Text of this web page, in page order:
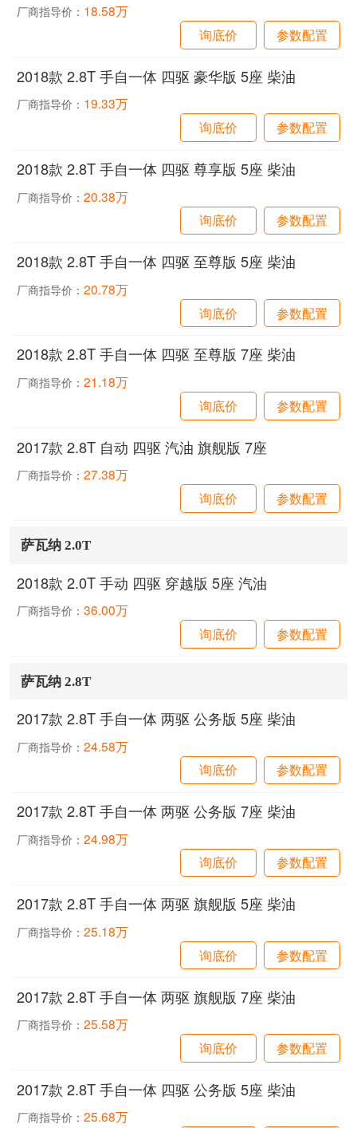
厂商指导价： 18.58万
询底价
参数配置
2018款 2.8T 手自一体 四驱 豪华版 5座 柴油
厂商指导价： 19.33万
询底价
参数配置
2018款 2.8T 手自一体 四驱 尊享版 5座 柴油
厂商指导价：20.38万
询底价
参数配置
2018款 2.8T 手自一体 四驱 至尊版 5座 柴油
厂商指导价：20.78万
询底价
参数配置
2018款 2.8T 手自一体 四驱 至尊版 7座 柴油
厂商指导价：21.18万
询底价
参数配置
2017款 2.8T 自动 四驱 汽油 旗舰版 7座
厂商指导价：27.38万
询底价
参数配置
萨瓦纳 2.0T
2018款 2.0T 手动 四驱 穿越版 5座 汽油
厂商指导价：36.00万
询底价
参数配置
萨瓦纳 2.8T
2017款 2.8T 手自一体 两驱 公务版 5座 柴油
厂商指导价：24.58万
询底价
参数配置
2017款 2.8T 手自一体 两驱 公务版 7座 柴油
厂商指导价：24.98万
询底价
参数配置
2017款 2.8T 手自一体 两驱 旗舰版 5座 柴油
厂商指导价：25.18万
询底价
参数配置
2017款 2.8T 手自一体 两驱 旗舰版 7座 柴油
厂商指导价：25.58万
询底价
参数配置
2017款 2.8T 手自一体 四驱 公务版 5座 柴油
厂商指导价：25.68万